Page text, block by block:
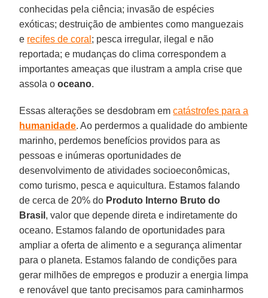
conhecidas pela ciência; invasão de espécies
exóticas; destruição de ambientes como manguezais
e recifes de coral ; pesca irregular, ilegal e não
reportada; e mudanças do clima correspondem a
importantes ameaças que ilustram a ampla crise que
assola ooceano.
Essas alterações se desdobram emcatástrofes para a
humanidade. Ao perdermos a qualidade do ambiente
marinho, perdemos benefícios providos para as
pessoas e inúmeras oportunidades de
desenvolvimento de atividades socioeconômicas,
como turismo, pesca e aquicultura. Estamos falando
de cerca de 20% do Produto Interno Bruto do
Brasil , valor que depende direta e indiretamente do
oceano. Estamos falando de oportunidades para
ampliar a oferta de alimento e a segurança alimentar
para o planeta. Estamos falando de condições para
gerar milhões de empregos e produzir a energia limpa
e renovável que tanto precisamos para caminharmos